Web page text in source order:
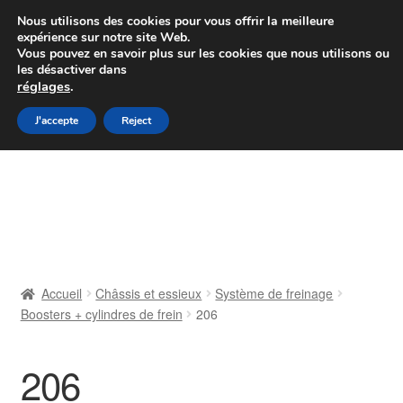
Colissimo livraison à partir de 7 EUR
Du lundi au vendredi de 9 h à 16 h
Aller
à
Aller
au
Contact
Accueil Châssis et essieux
Système de freinage
Boosters + cylindres de frein
206
206
Nous utilisons des cookies pour vous offrir la meilleure
expérience sur notre site Web.
Vous pouvez en savoir plus sur les cookies que nous utilisons ou
les désactiver dans
réglages.
J'accepte Reject